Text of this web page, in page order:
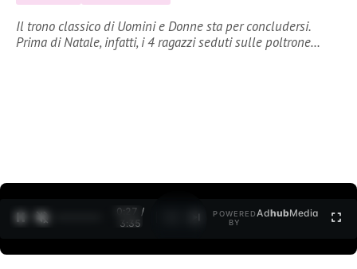
Il trono classico di Uomini e Donne sta per concludersi.
Prima di Natale, infatti, i 4 ragazzi seduti sulle poltrone…
0:27 /
3:35
POWERED
BY
AdhubMedia